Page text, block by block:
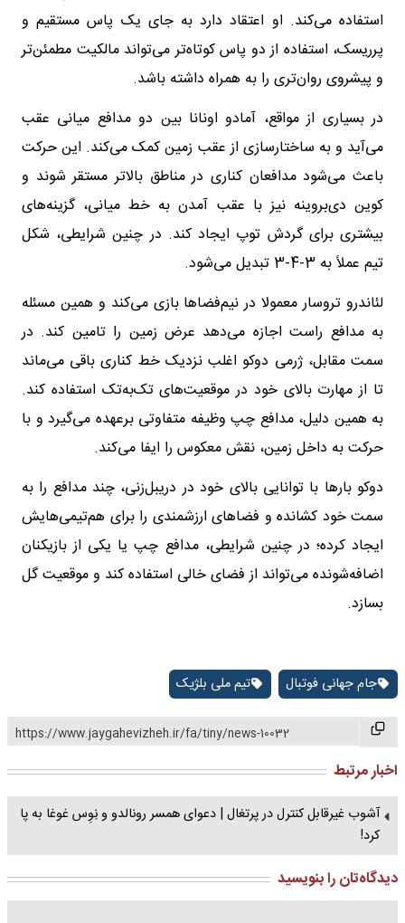
استفاده می‌کند. او اعتقاد دارد به جای یک پاس مستقیم و
پرریسک، استفاده از دو پاس کوتاه‌تر می‌تواند مالکیت مطمئن‌تر
و پیشروی روان‌تری را به همراه داشته باشد.
در بسیاری از مواقع، آمادو اونانا بین دو مدافع میانی عقب
می‌آید و به ساختارسازی از عقب زمین کمک می‌کند. این حرکت
باعث می‌شود مدافعان کناری در مناطق بالاتر مستقر شوند و
کوین دی‌بروینه نیز با عقب آمدن به خط میانی، گزینه‌های
بیشتری برای گردش توپ ایجاد کند. در چنین شرایطی، شکل
تیم عملاً به 3-4-3 تبدیل می‌شود.
لئاندرو تروسار معمولا در نیم‌فضاها بازی می‌کند و همین مسئله
به مدافع راست اجازه می‌دهد عرض زمین را تامین کند. در
سمت مقابل، ژرمی دوکو اغلب نزدیک خط کناری باقی می‌ماند
تا از مهارت بالای خود در موقعیت‌های تک‌به‌تک استفاده کند.
به همین دلیل، مدافع چپ وظیفه متفاوتی برعهده می‌گیرد و با
حرکت به داخل زمین، نقش معکوس را ایفا می‌کند.
دوکو بارها با توانایی بالای خود در دریبل‌زنی، چند مدافع را به
سمت خود کشانده و فضاهای ارزشمندی را برای هم‌تیمی‌هایش
ایجاد کرده؛ در چنین شرایطی، مدافع چپ یا یکی از بازیکنان
اضافه‌شونده می‌تواند از فضای خالی استفاده کند و موقعیت گل
بسازد.
جام جهانی فوتبال تیم ملی بلژیک
https://www.jaygahevizheh.ir/fa/tiny/news-10032
اخبار مرتبط
آشوب غیرقابل کنترل در پرتغال | دعوای همسر رونالدو و نِوِس غوغا به پا
کرد!
دیدگاه‌تان را بنویسید